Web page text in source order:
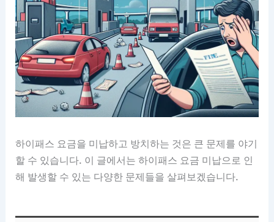
하이패스 요금을 미납하고 방치하는 것은 큰 문제를 야기
할 수 있습니다. 이 글에서는 하이패스 요금 미납으로 인
해 발생할 수 있는 다양한 문제들을 살펴보겠습니다.